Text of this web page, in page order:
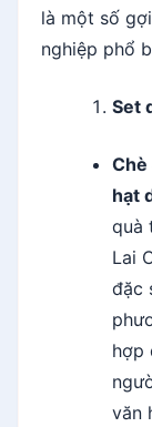
là một số
nghiệp phổ
Set
Chè
hạt
quà
Lai
đặc
hợp
văn